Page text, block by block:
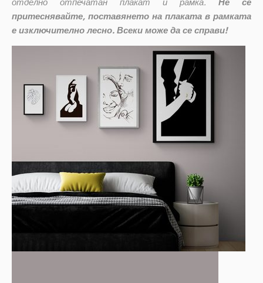
притеснявайте, поставянето на плаката в рамката
е изключително лесно. Всеки може да се справи!